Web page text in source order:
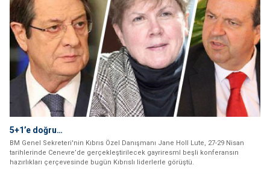
5+1’e doğru…
BM Genel Sekreteri'nin Kıbrıs Özel Danışmanı Jane Holl Lute, 27-29 Nisan
tarihlerinde Cenevre’de gerçekleştirilecek gayriresmî beşli konferansın
hazırlıkları çerçevesinde bugün Kıbrıslı liderlerle görüştü.